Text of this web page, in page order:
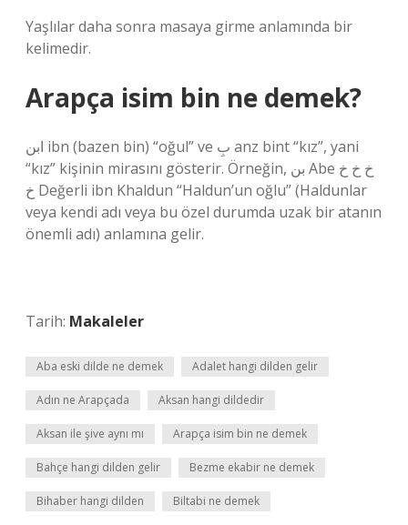
Yaşlılar daha sonra masaya girme anlamında bir
kelimedir.
Arapça isim bin ne demek?
ابن ibn (bazen bin) “oğul” ve بِ anz bint “kız”, yani
“kız” kişinin mirasını gösterir. Örneğin, بن Abe خ خ خ
خ Değerli ibn Khaldun “Haldun’un oğlu” (Haldunlar
veya kendi adı veya bu özel durumda uzak bir atanın
önemli adı) anlamına gelir.
Tarih: Makaleler
Aba eski dilde ne demek Adalet hangi dilden gelir
Adın ne Arapçada Aksan hangi dildedir
Aksan ile şive aynı mı Arapça isim bin ne demek
Bahçe hangi dilden gelir Bezme ekabir ne demek
Bihaber hangi dilden Biltabi ne demek